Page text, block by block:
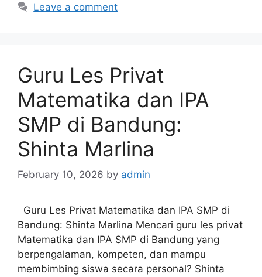
Leave a comment
Guru Les Privat
Matematika dan IPA
SMP di Bandung:
Shinta Marlina
February 10, 2026 by admin
Guru Les Privat Matematika dan IPA SMP di
Bandung: Shinta Marlina Mencari guru les privat
Matematika dan IPA SMP di Bandung yang
berpengalaman, kompeten, dan mampu
membimbing siswa secara personal? Shinta